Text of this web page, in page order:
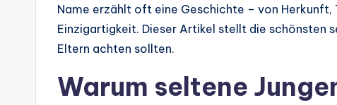
Name erzählt oft eine Geschichte – von
Einzigartigkeit. Dieser Artikel stellt die schönsten
Eltern achten sollten.
Warum seltene